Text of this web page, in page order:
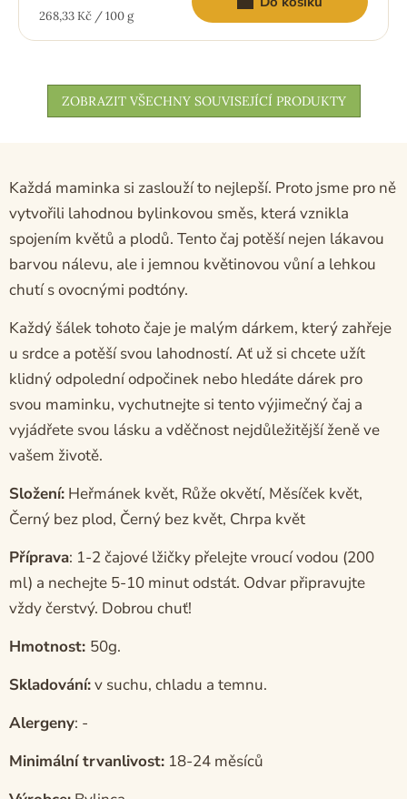
Měrná
268,33 Kč / 100 g
ZOBRAZIT VŠECHNY SOUVISEJÍCÍ PRODUKTY
Každá maminka si zaslouží to nejlepší. Proto jsme pro ně
vytvořili lahodnou bylinkovou směs, která vznikla
spojením květů a plodů. Tento čaj potěší nejen lákavou
barvou nálevu, ale i jemnou květinovou vůní a lehkou
chutí s ovocnými podtóny.
Každý šálek tohoto čaje je malým dárkem, který zahřeje
u srdce a potěší svou lahodností. Ať už si chcete užít
klidný odpolední odpočinek nebo hledáte dárek pro
svou maminku, vychutnejte si tento výjimečný čaj a
vyjádřete svou lásku a vděčnost nejdůležitější ženě ve
vašem životě.
Složení: Heřmánek květ, Růže okvětí, Měsíček květ,
Černý bez plod, Černý bez květ, Chrpa květ
Příprava: 1-2 čajové lžičky přelejte vroucí vodou (200
ml) a nechejte 5-10 minut odstát. Odvar připravujte
vždy čerstvý. Dobrou chuť!
Hmotnost: 50g.
Skladování:v suchu, chladu a temnu.
Alergeny: -
Minimální trvanlivost: 18-24 měsíců